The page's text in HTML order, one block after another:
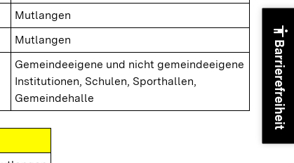
Mutlangen
Mutlangen
Gemeindeeigene und nicht gemeindeeigene
Institutionen, Schulen, Sporthallen,
Gemeindehalle
accessibility
Barrierefreiheit